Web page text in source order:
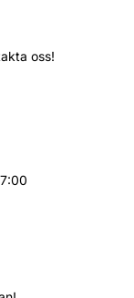
oss!